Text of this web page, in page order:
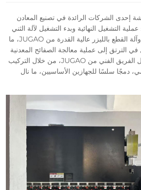
إحدى الشركات الرائدة في تصنيع المعادن
التشغيل النهائية وبدء التشغيل لآلة الثني
عالية الأداء من نوع CNC وآلة القطع بالليزر عالية القدرة من JUGAO، ما
الترتق إلى عملية معالجة الصفائح المعدنية
المتكاملة والذكية. وقد كفل الفريق الفني من JUGAO، من خلال التركيب
دمجًا سلسًا للجهازين الأساسيين، ما نال